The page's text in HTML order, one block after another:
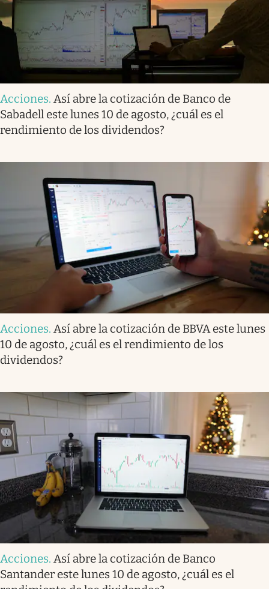
Acciones. Así abre la cotización de Banco de
Sabadell este lunes 10 de agosto, ¿cuál es el
rendimiento de los dividendos?
Acciones. Así abre la cotización de BBVA este lunes
10 de agosto, ¿cuál es el rendimiento de los
dividendos?
Acciones. Así abre la cotización de Banco
Santander este lunes 10 de agosto, ¿cuál es el